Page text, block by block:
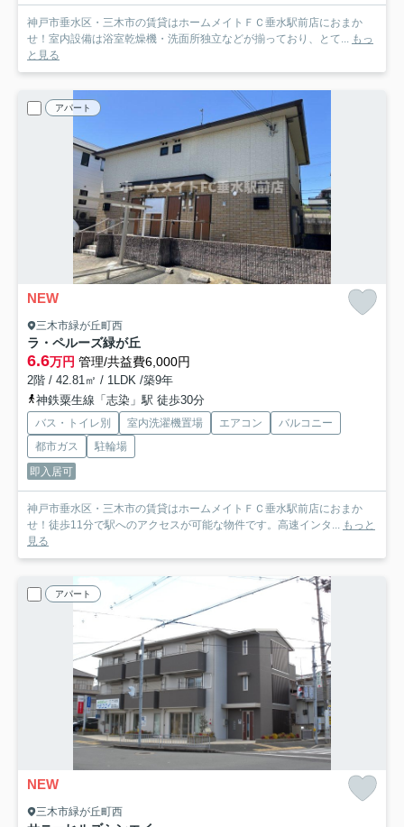
神戸市垂水区・三木市の賃貸はホームメイトＦＣ垂水駅前店におまか
せ！室内設備は浴室乾燥機・洗面所独立などが揃っており、とて... もっ
と見る
アパート
NEW
三木市緑が丘町西
ラ・ペルーズ緑が丘
6.6万円 管理/共益費6,000円
2階 / 42.81㎡ / 1LDK /築9年
神鉄粟生線「志染」駅 徒歩30分
バス・トイレ別 室内洗濯機置場 エアコン
バルコニー
都市ガス
駐輪場
即入居可
神戸市垂水区・三木市の賃貸はホームメイトＦＣ垂水駅前店におまか
せ！徒歩11分で駅へのアクセスが可能な物件です。高速インタ... もっと
見る
アパート
NEW
三木市緑が丘町西